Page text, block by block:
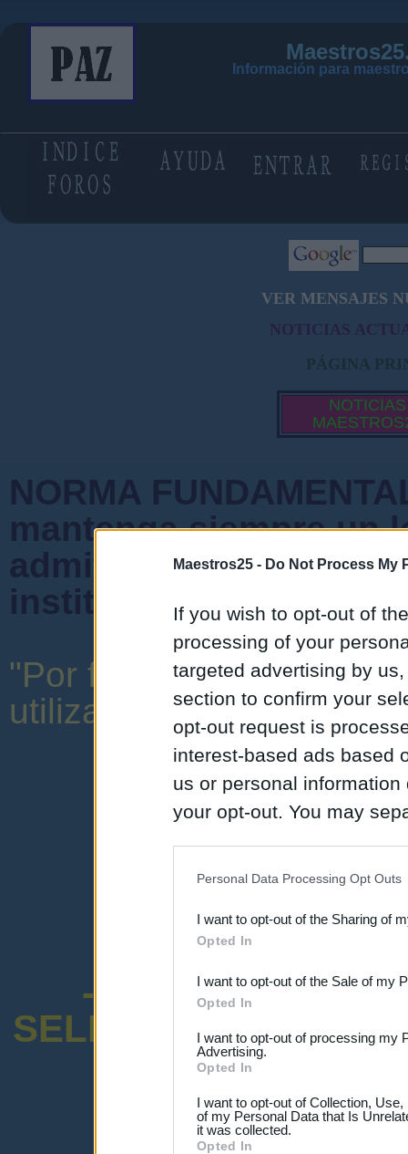
Maestros25 - Do Not Process My
If you wish to opt-out of
processing of your
targeted advertising by
section to confirm your
opt-out request is
interest-based ads based
us or personal
your opt-out. You may
Downstream Participants
third parties.
Personal Data Processing Opt Outs
I want to opt-out of the Sharing of
Opted In
I want to opt-out of the Sale of my
Opted In
I want to opt-out of processing my
Advertising.
Opted In
I want to opt-out of Collection,
of my Personal Data that Is
it was collected.
Opted In
Información para
VER MENSAJES
NOTICIAS
PÁGINA
NOTICIAS
NORMA
mantenga siempre un
admiten mensajes
instituciones ni que
"Por favor, no abuse de
utilizar una expresión y
-ENCUESTA
SELECTIVO
¡Advertencia!